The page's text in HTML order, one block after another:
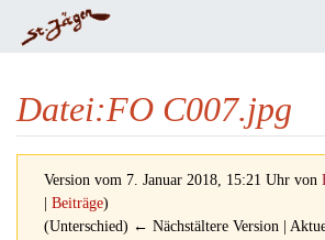
Datei:FO C007.jpg
Version vom 7. Januar 2018, 15:21 Uhr von
Beiträge)
(Unterschied) ← Nächstältere Version |